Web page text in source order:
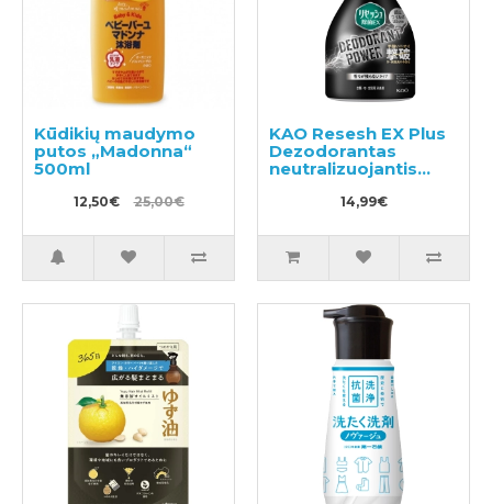
Kūdikių maudymo
putos „Madonna“
500ml
12,50€ 25,00€
KAO Resesh EX Plus
Dezodorantas
neutralizuojantis
sportiniams ir darbo
14,99€